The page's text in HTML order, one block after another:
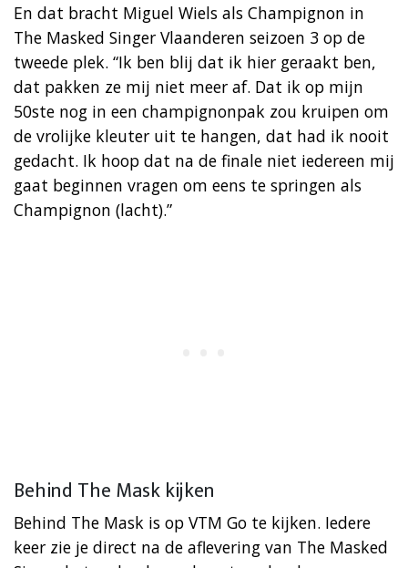
En dat bracht Miguel Wiels als Champignon in
The Masked Singer Vlaanderen seizoen 3 op de
tweede plek. “Ik ben blij dat ik hier geraakt ben,
dat pakken ze mij niet meer af. Dat ik op mijn
50ste nog in een champignonpak zou kruipen om
de vrolijke kleuter uit te hangen, dat had ik nooit
gedacht. Ik hoop dat na de finale niet iedereen mij
gaat beginnen vragen om eens te springen als
Champignon (lacht).”
Behind The Mask kijken
Behind The Mask is op VTM Go te kijken. Iedere
keer zie je direct na de aflevering van The Masked